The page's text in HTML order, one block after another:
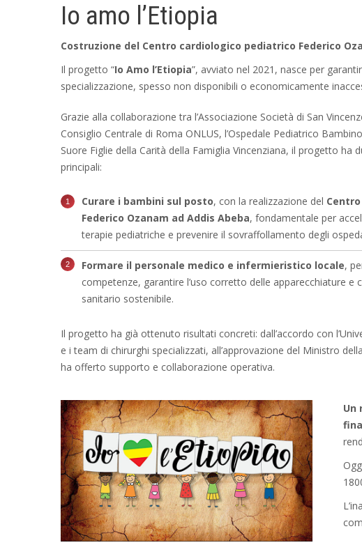
Io amo l’Etiopia
Costruzione del Centro cardiologico pediatrico Federico
Il progetto “Io Amo l’Etiopia”, avviato nel 2021, nasce per
specializzazione, spesso non disponibili o economicamente
Grazie alla collaborazione tra l’Associazione Società di San
Consiglio Centrale di Roma ONLUS, l’Ospedale Pediatrico
Suore Figlie della Carità della Famiglia Vincenziana, il progetto ha
principali:
Curare i bambini sul posto, con la realizzazione del
Federico Ozanam ad Addis Abeba, fondamentale per
terapie pediatriche e prevenire il sovraffollamento degli
Formare il personale medico e infermieristico locale,
competenze, garantire l’uso corretto delle apparecchiature e
sanitario sostenibile.
Il progetto ha già ottenuto risultati concreti: dall’accordo con
e i team di chirurghi specializzati, all’approvazione del Ministro
ha offerto supporto e collaborazione operativa.
Un